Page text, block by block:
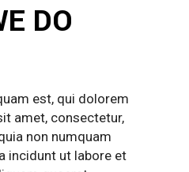
DO
est, qui dolorem
amet, consectetur,
non numquam
incidunt ut labore et